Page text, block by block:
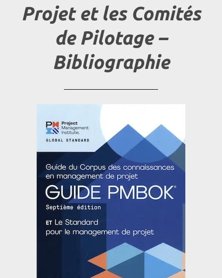
Projet et les Comités
de Pilotage –
Bibliographie